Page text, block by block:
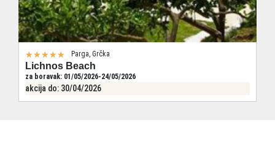
★★★★★ Parga, Grčka
Lichnos Beach
za boravak: 01/05/2026-24/05/2026
akcija do: 30/04/2026